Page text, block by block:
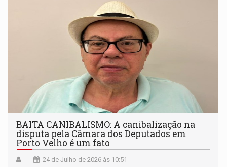
BAITA CANIBALISMO: A canibalização na
disputa pela Câmara dos Deputados em
Porto Velho é um fato
24 de Julho de 2026 às 10:51